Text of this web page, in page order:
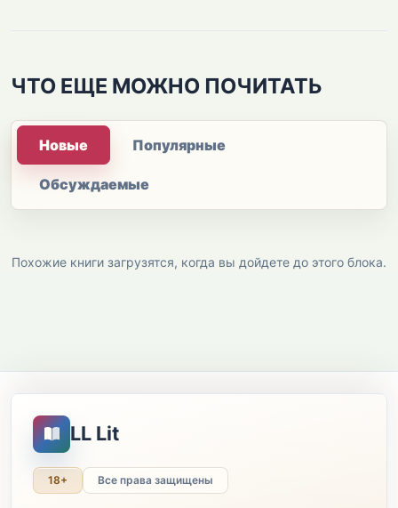
ЧТО ЕЩЕ МОЖНО ПОЧИТАТЬ
Новые Популярные
Обсуждаемые
Похожие книги загрузятся, когда вы дойдете до этого блока.
LL Lit
18+ Все права защищены